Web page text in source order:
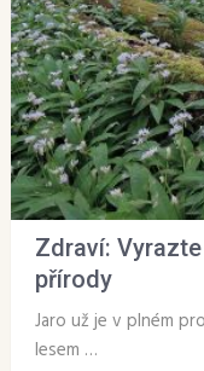
Zdraví:
přírody
Jaro už je v plném
lesem …